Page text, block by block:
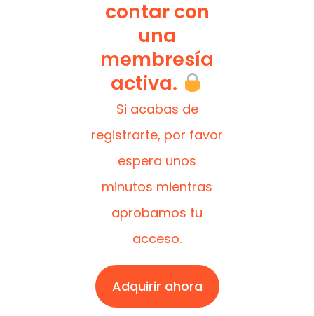
contar con
una
membresía
activa.
Si acabas de
registrarte, por favor
espera unos
minutos mientras
aprobamos tu
acceso.
Adquirir ahora